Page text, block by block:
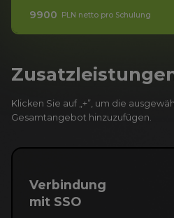
9900 PLN netto pro Schulung
Klicken Sie auf „+”, um die
Gesamtangebot hinzuzufügen.
Verbindung
mit SSO